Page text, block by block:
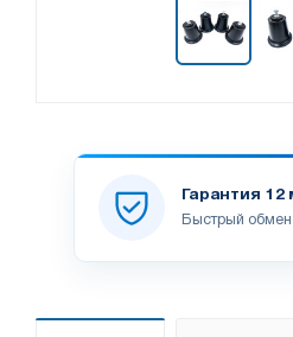
Гарантия 12
Быстрый обмен